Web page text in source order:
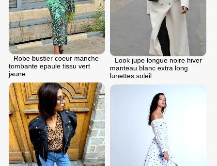
Robe bustier coeur manche
tombante epaule tissu vert
jaune
Look jupe longue noire hiver
manteau blanc extra long
lunettes soleil